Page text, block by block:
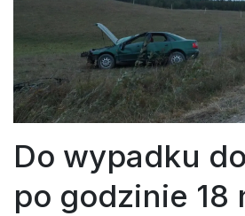
Do wypadku
po godzinie 18